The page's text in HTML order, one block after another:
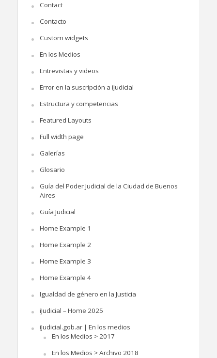
Contact
Contacto
Custom widgets
En los Medios
Entrevistas y videos
Error en la suscripción a iJudicial
Estructura y competencias
Featured Layouts
Full width page
Galerías
Glosario
Guía del Poder Judicial de la Ciudad de Buenos
Aires
Guía Judicial
Home Example 1
Home Example 2
Home Example 3
Home Example 4
Igualdad de género en la Justicia
iJudicial – Home 2025
iJudicial.gob.ar | En los medios
En los Medios > 2017
En los Medios > Archivo 2018